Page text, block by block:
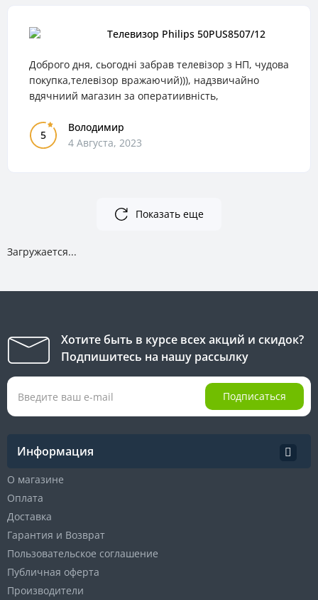
Телевизор Philips 50PUS8507/12
Доброго дня, сьогодні забрав телевізор з НП, чудова
покупка,телевізор вражаючий))), надзвичайно
вдячниий магазин за оператиивність,
5
Володимир
4 Августа, 2023
Показать еще
Загружается...
Хотите быть в курсе всех акций и скидок?
Подпишитесь на нашу рассылку
Подписаться
Информация
О магазине
Оплата
Доставка
Гарантия и Возврат
Пользовательское соглашение
Публичная оферта
Производители